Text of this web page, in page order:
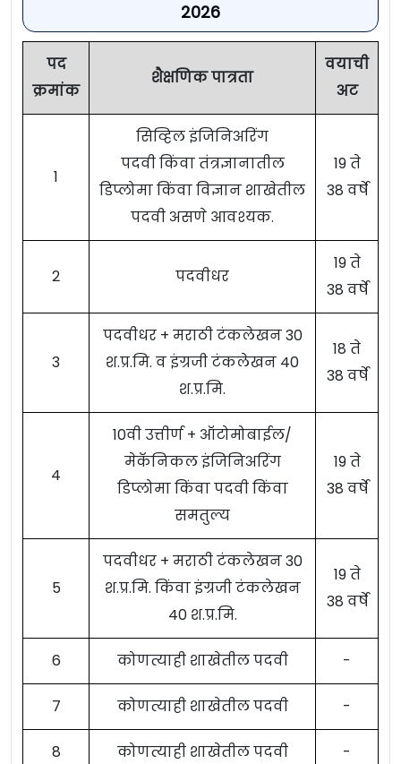
2026
पद
क्रमांक
शैक्षणिक पात्रता
वयाची
अट
1
सिव्हिल इंजिनिअरिंग
पदवी किंवा तंत्रज्ञानातील
डिप्लोमा किंवा विज्ञान शाखेतील
पदवी असणे आवश्यक.
19 ते
38 वर्षे
2 पदवीधर
19 ते
38 वर्षे
3
पदवीधर + मराठी टंकलेखन 30
श.प्र.मि. व इंग्रजी टंकलेखन 40
श.प्र.मि.
18 ते
38 वर्षे
4
10वी उत्तीर्ण + ऑटोमोबाईल/
मेकॅनिकल इंजिनिअरिंग
डिप्लोमा किंवा पदवी किंवा
समतुल्य
19 ते
38 वर्षे
5
पदवीधर + मराठी टंकलेखन 30
श.प्र.मि. किंवा इंग्रजी टंकलेखन
40 श.प्र.मि.
19 ते
38 वर्षे
6 कोणत्याही शाखेतील पदवी -
7 कोणत्याही शाखेतील पदवी -
8 कोणत्याही शाखेतील पदवी -